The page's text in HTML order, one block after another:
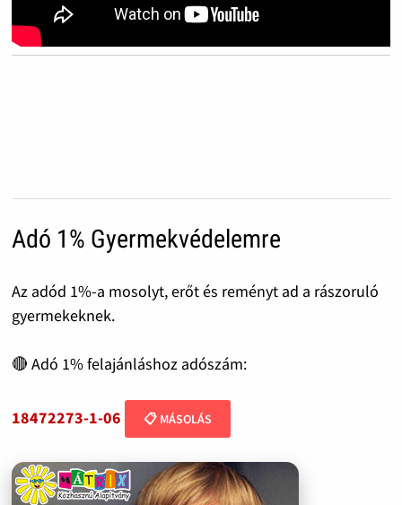
Adó 1% Gyermekvédelemre
Az adód 1%-a mosolyt, erőt és reményt ad a rászoruló
gyermekeknek.
🔴 Adó 1% felajánláshoz adószám:
18472273-1-06 📋 MÁSOLÁS